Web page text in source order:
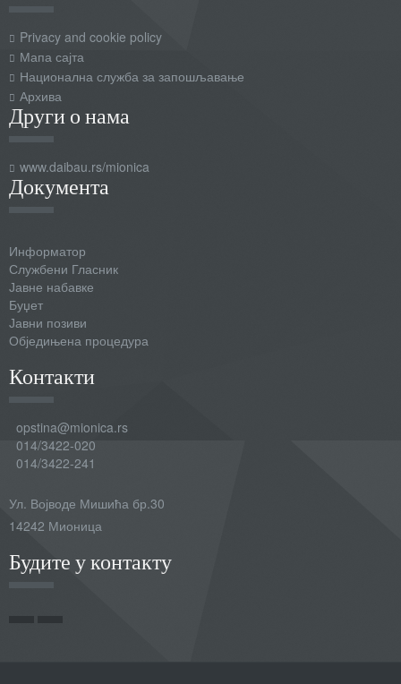
Privacy and cookie policy
Мапа сајта
Национална служба за запошљавање
Архива
Други о нама
www.daibau.rs/mionica
Документа
Информатор
Службени Гласник
Јавне набавке
Буџет
Јавни позиви
Обједињена процедура
Контакти
opstina@mionica.rs
014/3422-020
014/3422-241
Ул. Војводе Мишића бр.30
14242 Мионица
Будите у контакту